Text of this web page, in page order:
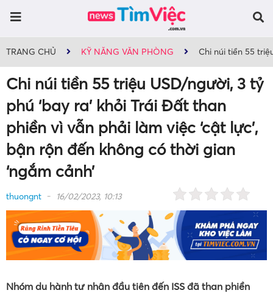
TRANG CHỦ KỸ NĂNG VĂN PHÒNG Chi núi tiền 55
Chi núi tiền 55 triệu USD/người, 3 tỷ
phú ‘bay ra’ khỏi Trái Đất than
phiền vì vẫn phải làm việc ‘cật lực’,
bận rộn đến không có thời gian
‘ngắm cảnh’
thuongnt 16/02/2023, 10:13
Nhóm du hành tư nhân đầu tiên đến ISS đã than phiền